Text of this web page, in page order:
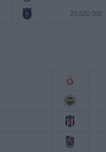
20.620.000
-
-
-
-